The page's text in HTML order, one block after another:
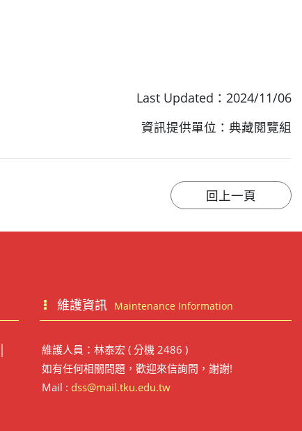
Last Updated：2024/11/06
資訊提供單位：典藏閱覽組
維護資訊 Maintenance Information
維護人員：林泰宏 ( 分機 2486 )
如有任何相關問題，歡迎來信詢問，謝謝!
Mail : dss@mail.tku.edu.tw